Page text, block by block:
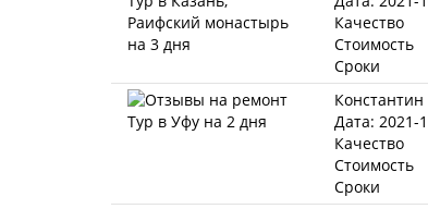
Качество
Стоимость
Сроки
Дата: 2021-
Качество
Стоимость
Сроки